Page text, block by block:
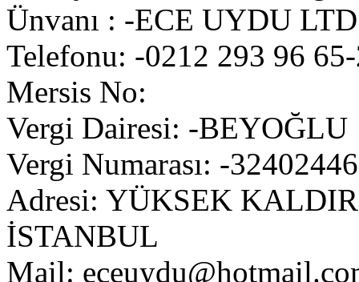
Ünvanı : -ECE UYDU
Telefonu: -0212 293 96
Mersis No:
Vergi Dairesi: -BEYOĞLU
Vergi Numarası: -
Adresi: YÜKSEK
İSTANBUL
Mail: